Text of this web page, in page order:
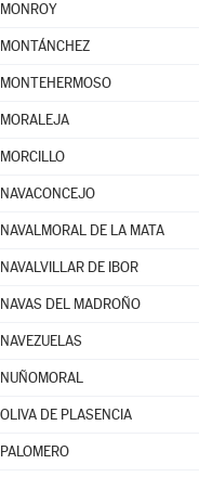
MONROY
MONTÁNCHEZ
MONTEHERMOSO
MORALEJA
MORCILLO
NAVACONCEJO
NAVALMORAL DE LA MATA
NAVALVILLAR DE IBOR
NAVAS DEL MADROÑO
NAVEZUELAS
NUÑOMORAL
OLIVA DE PLASENCIA
PALOMERO